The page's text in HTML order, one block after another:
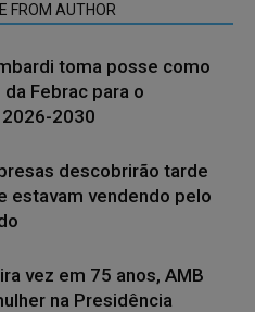
FROM AUTHOR
toma posse como
Febrac para o
2030
descobrirão tarde
estavam vendendo pelo
vez em 75 anos, AMB
na Presidência